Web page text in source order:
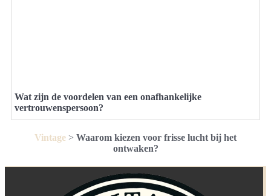
Wat zijn de voordelen van een onafhankelijke
vertrouwenspersoon?
Vintage > Waarom kiezen voor frisse lucht bij het
ontwaken?